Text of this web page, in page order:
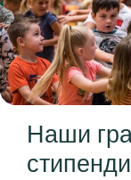
Наши
Тип
Организация